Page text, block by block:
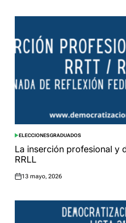
POSTED
IN
ELECCIONESGRADUADOS
La inserción profesional y
RRLL
Posted
13 mayo, 2026